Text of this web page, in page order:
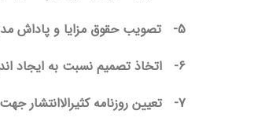
5-
تصویب حقوق مزایا و پاداش
6-
اتخاذ تصمیم نسبت به ایجاد
7-
تعیین روزنامه